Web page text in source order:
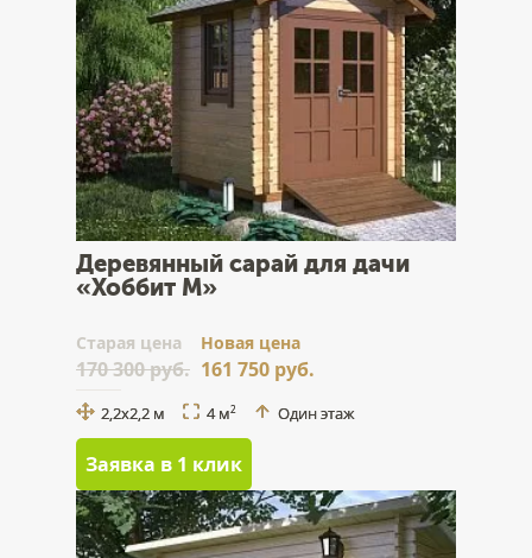
Деревянный сарай для дачи
«Хоббит М»
Cтарая цена
170 300 руб.
Новая цена
161 750 руб.
2,2х2,2 м 4 м2 Один этаж
Заявка в 1 клик